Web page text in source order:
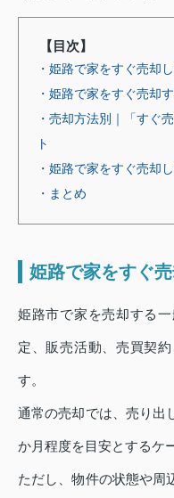
【目次】
・姫路で家をすぐ売却
・姫路で家をすぐ売却
・売却方法別｜「すぐ
ト
・姫路で家をすぐ売却
・まとめ
姫路で家をすぐ
姫路市で家を売却する
定、販売活動、売買契
す。
通常の売却では、売り出
か月程度を目安とするケ
ただし、物件の状態や周